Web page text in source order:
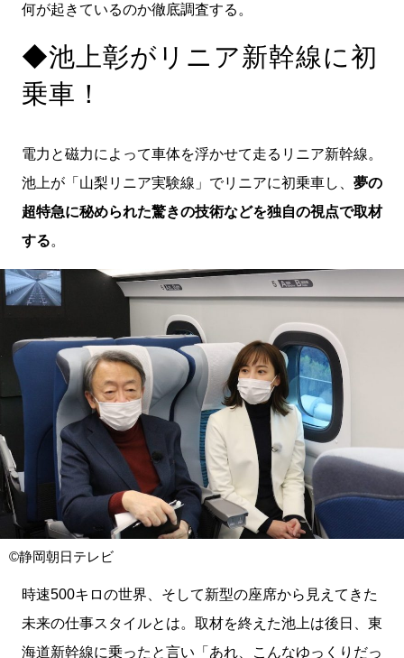
何が起きているのか徹底調査する。
◆池上彰がリニア新幹線に初
乗車！
電力と磁力によって車体を浮かせて走るリニア新幹線。
池上が「山梨リニア実験線」でリニアに初乗車し、 夢の
超特急に秘められた驚きの技術などを独自の視点で取材
する。
©静岡朝日テレビ
時速500キロの世界、そして新型の座席から見えてきた
未来の仕事スタイルとは。取材を終えた池上は後日、東
海道新幹線に乗ったと言い「あれ、こんなゆっくりだっ